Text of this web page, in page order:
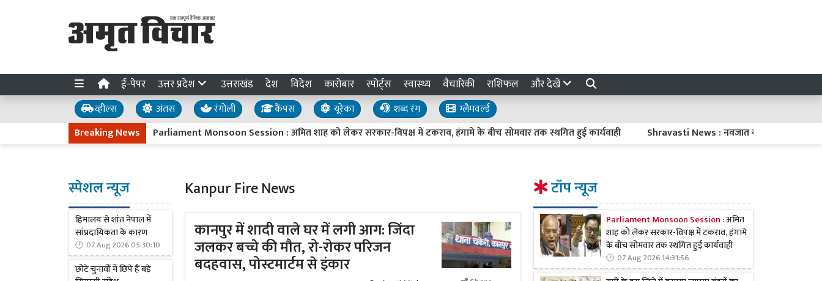
ई-पेपर उत्तर प्रदेश उत्तराखंड देश विदेश कारोबार स्पोर्ट्स स्वास्थ्य वैचारिकी राशिफल और देखें
व्हील्स अंतस रंगोली कैंपस यूरेका शब्द रंग
ग्लैमवर्ल्ड
Breaking NewsParliament Monsoon Session : अमित शाह को लेकर सरकार-विपक्ष में टकराव, हंगामे के बीच सोमवार तक स्थगित हुई कार्यवाही Shravasti News : नवजात की मौत पर ACMO का
स्पेशल न्यूज
हिमालय से शांत नेपाल में
सांप्रदायिकता के कारण
07 Aug 2026 05:30:10
छोटे चुनावों में छिपे हैं बड़े
Kanpur Fire News
कानपुर में शादी वाले घर में लगी आग: जिंदा
जलकर बच्चे की मौत, रो-रोकर परिजन
बदहवास, पोस्टमार्टम से इंकार
टॉप न्यूज
Parliament Monsoon Session :अमित
शाह को लेकर सरकार-विपक्ष में टकराव, हंगामे
के बीच सोमवार तक स्थगित हुई कार्यवाही
07 Aug 2026 14:31:56